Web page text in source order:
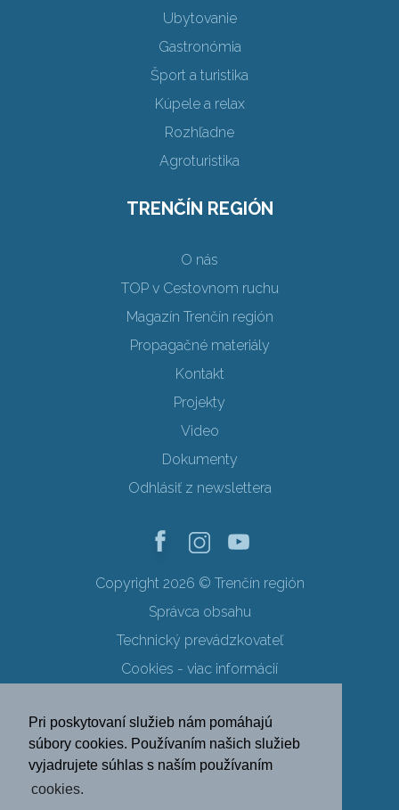
Pri poskytovaní služieb nám pomáhajú
súbory cookies. Používaním našich služieb
vyjadrujete súhlas s naším používaním
cookies.
Ubytovanie
Gastronómia
Šport a turistika
Kúpele a relax
Rozhľadne
Agroturistika
TRENČÍN REGIÓN
O nás
TOP v Cestovnom ruchu
Magazín Trenčín región
Propagačné materiály
Kontakt
Projekty
Video
Dokumenty
Odhlásiť z newslettera
Copyright 2026 © Trenčín región
Správca obsahu
Technický prevádzkovateľ
Cookies - viac informácií
Ochrana osobných údajov
SK EN DE
PL